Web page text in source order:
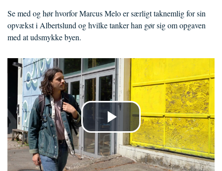
Se med og hør hvorfor Marcus Melo er særligt taknemlig for sin
opvækst i Albertslund og hvilke tanker han gør sig om opgaven
med at udsmykke byen.